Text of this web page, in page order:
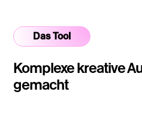
Das Tool
Komplexe kreative
gemacht